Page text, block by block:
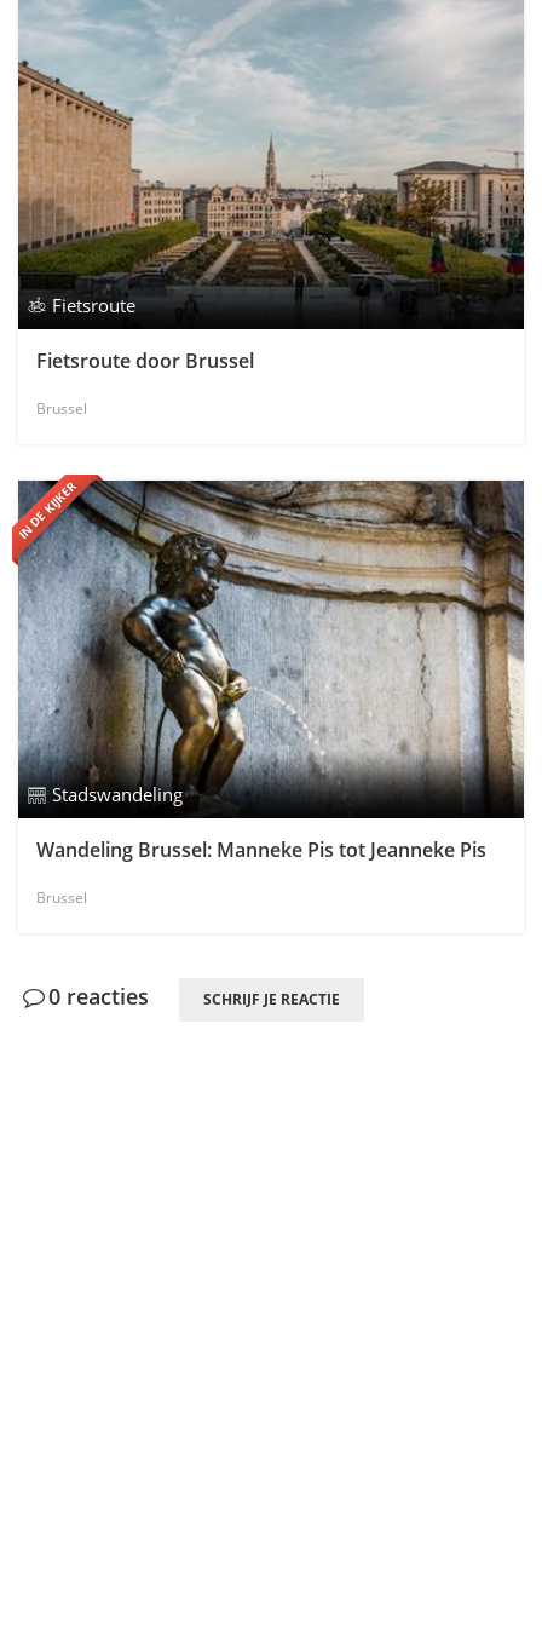
Fietsroute
Fietsroute door Brussel
Brussel
IN DE KIJKER
Stadswandeling
Wandeling Brussel: Manneke Pis tot Jeanneke Pis
Brussel
0 reacties SCHRIJF JE REACTIE